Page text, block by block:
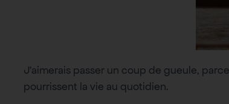
J’aimerais passer un coup de gueule,
pourrissent la vie au quotidien.